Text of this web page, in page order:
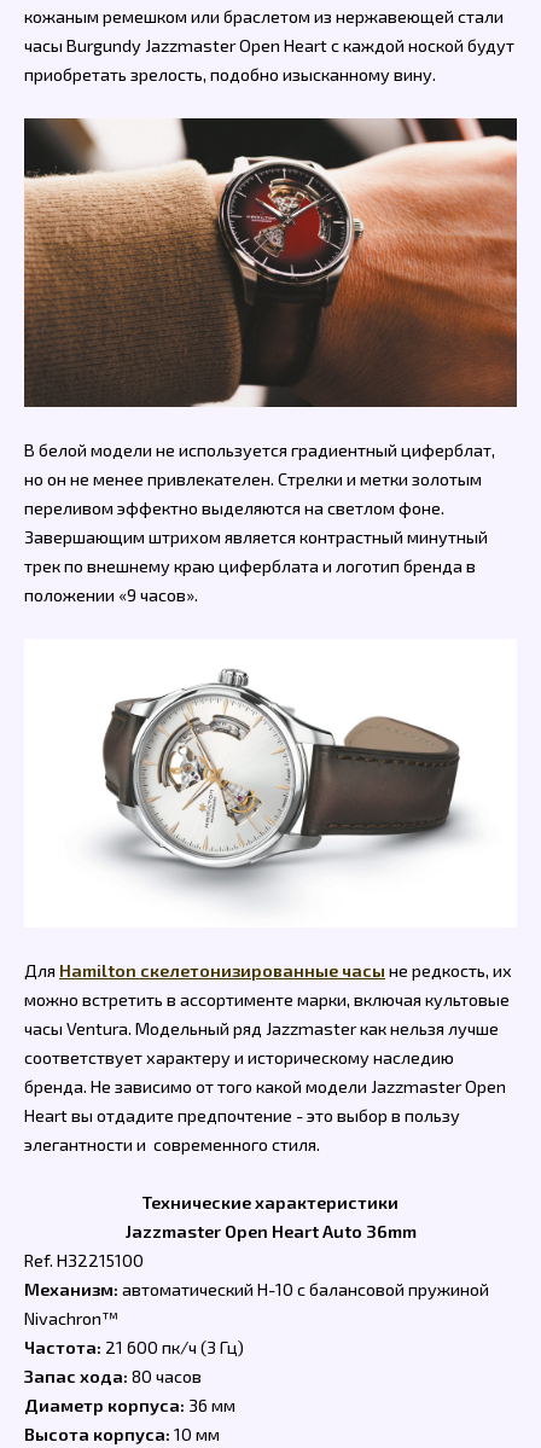
кожаным ремешком или браслетом из нержавеющей стали
часы Burgundy Jazzmaster Open Heart с каждой ноской будут
приобретать зрелость, подобно изысканному вину.
В белой модели не используется градиентный циферблат,
но он не менее привлекателен. Стрелки и метки золотым
переливом эффектно выделяются на светлом фоне.
Завершающим штрихом является контрастный минутный
трек по внешнему краю циферблата и логотип бренда в
положении «9 часов».
Для Hamilton скелетонизированные часы не редкость, их
можно встретить в ассортименте марки, включая культовые
часы Ventura. Модельный ряд Jazzmaster как нельзя лучше
соответствует характеру и историческому наследию
бренда. Не зависимо от того какой модели Jazzmaster Open
Heart вы отдадите предпочтение - это выбор в пользу
элегантности и современного стиля.
Технические характеристики
Jazzmaster Open Heart Auto 36mm
Ref. H32215100
Механизм: автоматический H-10 с балансовой пружиной
Nivachron™
Частота: 21 600 пк/ч (3 Гц)
Запас хода: 80 часов
Диаметр корпуса: 36 мм
Высота корпуса: 10 мм